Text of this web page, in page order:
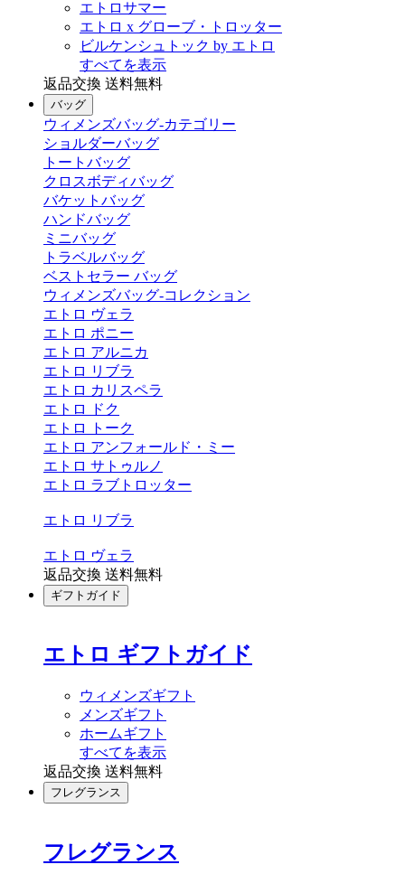
エトロサマー
エトロ x グローブ・トロッター
ビルケンシュトック by エトロ
すべてを表示
返品交換 送料無料
バッグ
ウィメンズバッグ-カテゴリー
ショルダーバッグ
トートバッグ
クロスボディバッグ
バケットバッグ
ハンドバッグ
ミニバッグ
トラベルバッグ
ベストセラー バッグ
ウィメンズバッグ-コレクション
エトロ ヴェラ
エトロ ポニー
エトロ アルニカ
エトロ リブラ
エトロ カリスペラ
エトロ ドク
エトロ トーク
エトロ アンフォールド・ミー
エトロ サトゥルノ
エトロ ラブトロッター
エトロ リブラ
エトロ ヴェラ
返品交換 送料無料
ギフトガイド
エトロ ギフトガイド
ウィメンズギフト
メンズギフト
ホームギフト
すべてを表示
返品交換 送料無料
フレグランス
フレグランス